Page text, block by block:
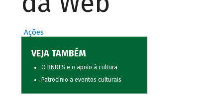
Ações
VEJA TAMBÉM
O BNDES e o apoio à cultura
Patrocínio a eventos culturais